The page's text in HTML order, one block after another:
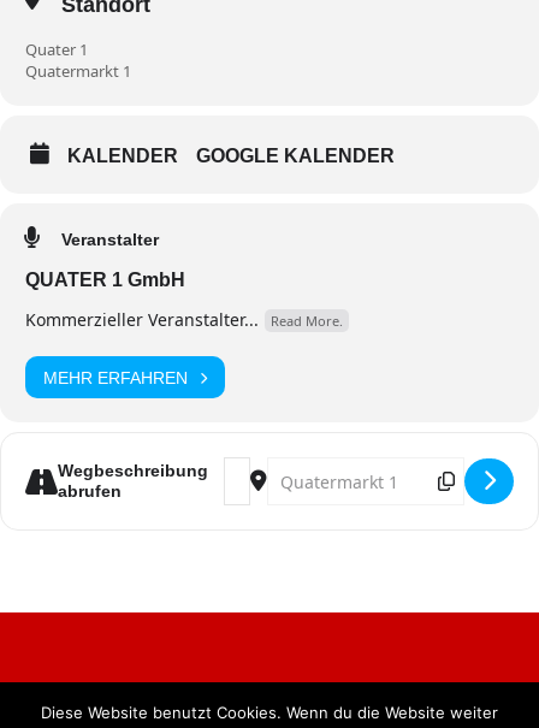
Standort
Quater 1
Quatermarkt 1
KALENDER GOOGLE KALENDER
Veranstalter
QUATER 1 GmbH
Kommerzieller Veranstalter... Read More.
MEHR ERFAHREN
Wegbeschreibung
abrufen
Address - Pappnasenparty
Destination Address -
Alle Rechte vorbehalten. BKB Verlag GmbH
Diese Website benutzt Cookies. Wenn du die Website weiter